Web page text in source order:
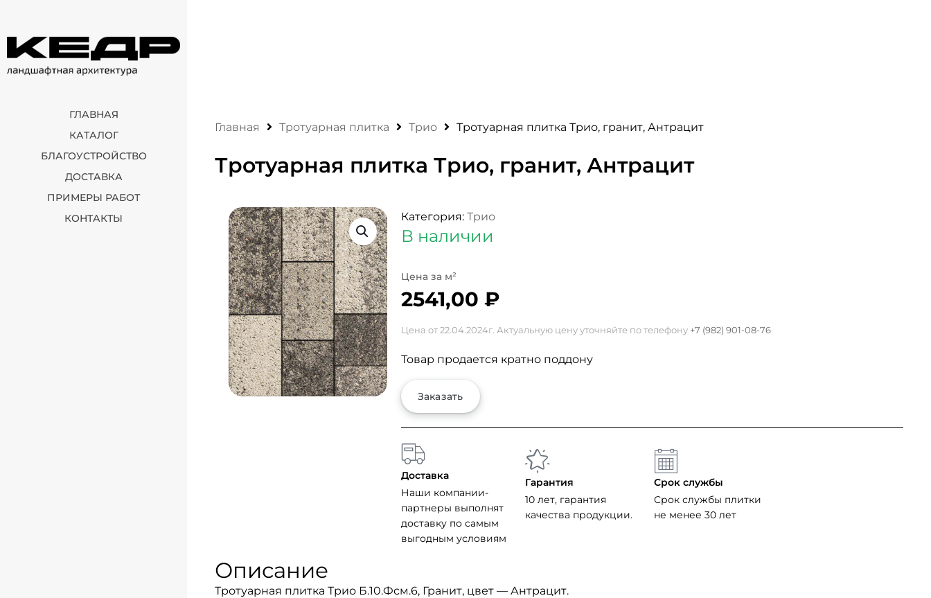
ГЛАВНАЯ
КАТАЛОГ
БЛАГОУСТРОЙСТВО
ДОСТАВКА
ПРИМЕРЫ РАБОТ
КОНТАКТЫ
Главная Тротуарная плитка Трио Тротуарная плитка Трио, гранит, Антрацит
Тротуарная плитка Трио, гранит, Антрацит
Категория: Трио
В наличии
2541,00 ₽
Цена от 22.04.2024г. Актуальную цену уточняйте по телефону +7 (982) 901-08-76
Товар продается кратно поддону
Заказать
Доставка
Наши компании-
партнеры выполнят
доставку по самым
выгодным условиям
Гарантия
10 лет, гарантия
качества продукции.
Срок службы
Срок службы плитки
не менее 30 лет
Описание
Тротуарная плитка Трио Б.10.Фсм.6, Гранит, цвет — Антрацит.